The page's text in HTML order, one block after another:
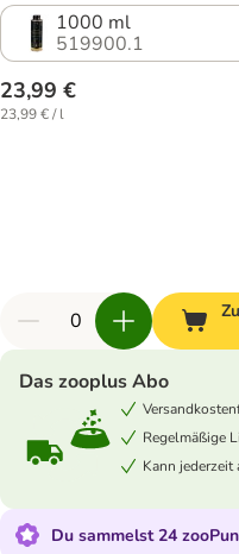
1000 ml
519900.1
23,99 €
23,99 € / l
Das zooplus Abo
Regelmäßige
Kann jederzeit
Du sammelst 24